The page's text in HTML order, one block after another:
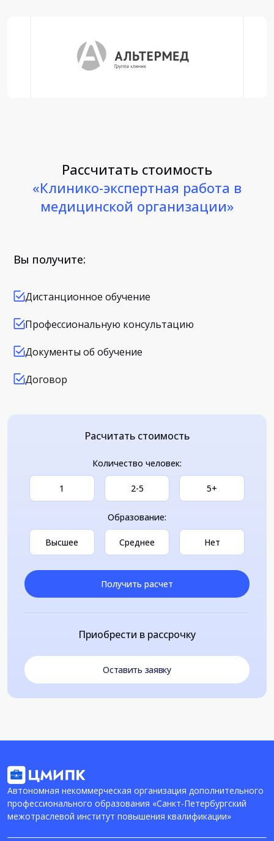
Рассчитать стоимость
«Клинико-экспертная работа в
медицинской организации»
Вы получите:
Дистанционное обучение
Профессиональную консультацию
Документы об обучение
Договор
Расчитать стоимость
Количество человек:
1 2-5 5+
Образование:
Высшее Среднее Нет
Получить расчет
Приобрести в рассрочку
Оставить заявку
Автономная некоммерческая организация дополнительного
профессионального образования «Санкт-Петербургский
межотраслевой институт повышения квалификации»